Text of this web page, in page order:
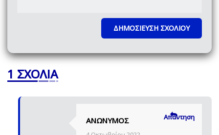
1 ΣΧΌΛΙΑ
ΑΝΏΝΥΜΟΣ Απάντηση